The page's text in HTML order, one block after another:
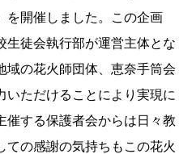
を開催しました。この企画
生徒会執行部が運営主体とな
域の花火師団体、恵奈手筒会
いただけることにより実現に
催する保護者会からは日々教
の感謝の気持ちもこの花火